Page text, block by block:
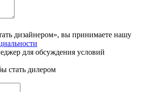
дизайнером», вы принимаете нашу
для обсуждения условий
стать дилером